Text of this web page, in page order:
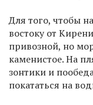
Для того, чтобы
востоку от
привозной, но
каменистое. На
зонтики и
покататься на